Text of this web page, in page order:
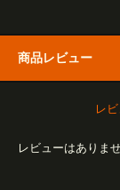
商品レビュー
レ
レビューはありませ